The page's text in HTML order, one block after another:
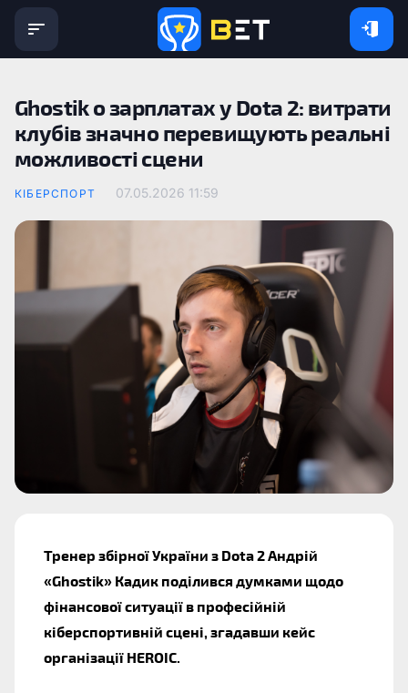
Ghostik о зарплатах у Dota 2: витрати
клубів значно перевищують реальні
можливості сцени
КІБЕРСПОРТ 07.05.2026 11:59
Тренер збірної України з Dota 2 Андрій
«Ghostik» Кадик поділився думками щодо
фінансової ситуації в професійній
кіберспортивній сцені, згадавши кейс
організації HEROIC.